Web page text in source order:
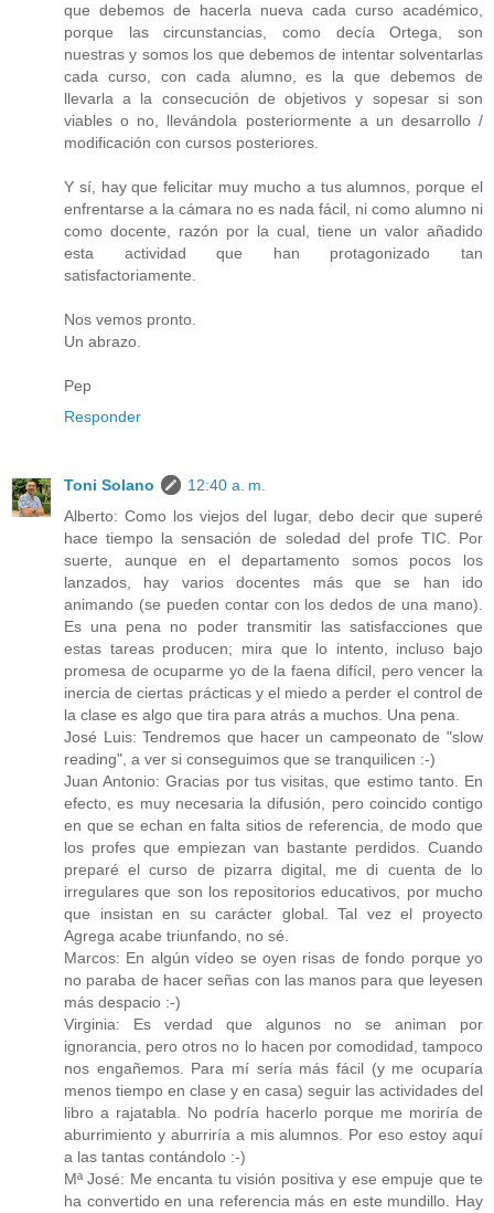
que debemos de hacerla nueva cada curso académico,
porque las circunstancias, como decía Ortega, son
nuestras y somos los que debemos de intentar solventarlas
cada curso, con cada alumno, es la que debemos de
llevarla a la consecución de objetivos y sopesar si son
viables o no, llevándola posteriormente a un desarrollo /
modificación con cursos posteriores.
Y sí, hay que felicitar muy mucho a tus alumnos, porque el
enfrentarse a la cámara no es nada fácil, ni como alumno ni
como docente, razón por la cual, tiene un valor añadido
esta actividad que han protagonizado tan
satisfactoriamente.
Nos vemos pronto.
Un abrazo.
Pep
Responder
Toni Solano
12:40 a. m.
Alberto: Como los viejos del lugar, debo decir que superé
hace tiempo la sensación de soledad del profe TIC. Por
suerte, aunque en el departamento somos pocos los
lanzados, hay varios docentes más que se han ido
animando (se pueden contar con los dedos de una mano).
Es una pena no poder transmitir las satisfacciones que
estas tareas producen; mira que lo intento, incluso bajo
promesa de ocuparme yo de la faena difícil, pero vencer la
inercia de ciertas prácticas y el miedo a perder el control de
la clase es algo que tira para atrás a muchos. Una pena.
José Luis: Tendremos que hacer un campeonato de "slow
reading", a ver si conseguimos que se tranquilicen :-)
Juan Antonio: Gracias por tus visitas, que estimo tanto. En
efecto, es muy necesaria la difusión, pero coincido contigo
en que se echan en falta sitios de referencia, de modo que
los profes que empiezan van bastante perdidos. Cuando
preparé el curso de pizarra digital, me di cuenta de lo
irregulares que son los repositorios educativos, por mucho
que insistan en su carácter global. Tal vez el proyecto
Agrega acabe triunfando, no sé.
Marcos: En algún vídeo se oyen risas de fondo porque yo
no paraba de hacer señas con las manos para que leyesen
más despacio :-)
Virginia: Es verdad que algunos no se animan por
ignorancia, pero otros no lo hacen por comodidad, tampoco
nos engañemos. Para mí sería más fácil (y me ocuparía
menos tiempo en clase y en casa) seguir las actividades del
libro a rajatabla. No podría hacerlo porque me moriría de
aburrimiento y aburriría a mis alumnos. Por eso estoy aquí
a las tantas contándolo :-)
Mª José: Me encanta tu visión positiva y ese empuje que te
ha convertido en una referencia más en este mundillo. Hay